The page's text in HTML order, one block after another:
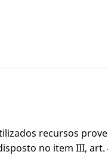
recursos
no item III, art.